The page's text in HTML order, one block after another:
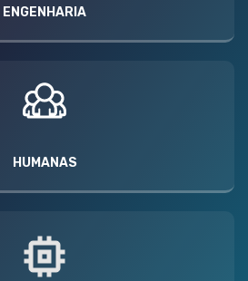
ENGENHARIA
HUMANAS